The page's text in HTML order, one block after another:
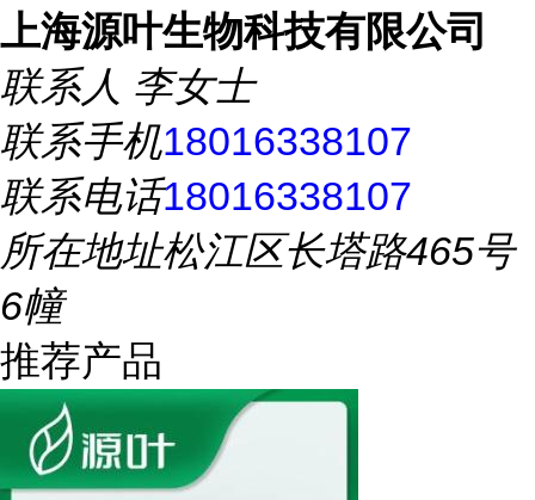
上海源叶生物科技有限公司
联系人 李女士
联系手机18016338107
联系电话18016338107
所在地址松江区长塔路465号
6幢
推荐产品